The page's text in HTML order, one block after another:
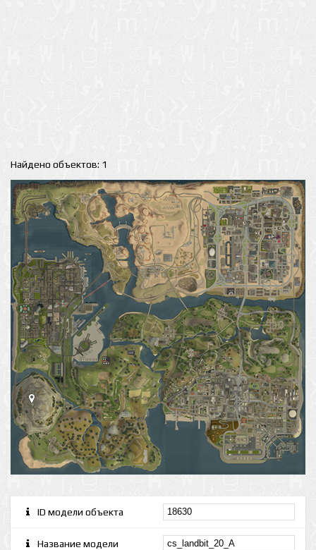
Найдено объектов: 1
ID модели объекта
Название модели